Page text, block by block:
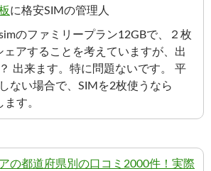
に格安SIMの管理人
のファミリープラン12GBで、２枚
ェアすることを考えていますが、出
出来ます。特に問題ないです。 平
ない場合で、SIMを2枚使うなら
ます。
の都道府県別の口コミ2000件！実際